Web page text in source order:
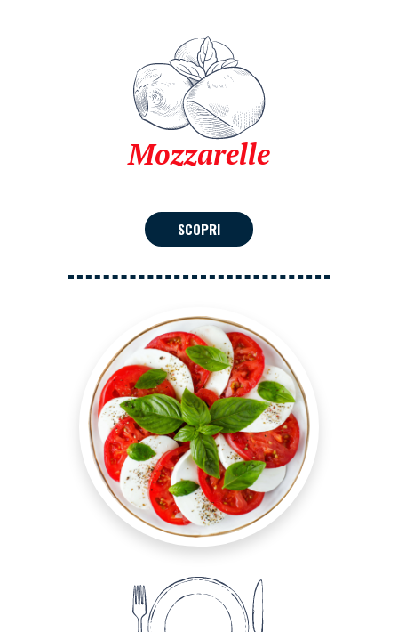
Mozzarelle
SCOPRI